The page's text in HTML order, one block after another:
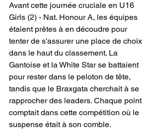
Avant cette journée cruciale en U16
Girls (2) - Nat. Honour A, les équipes
étaient prêtes à en découdre pour
tenter de s'assurer une place de choix
dans le haut du classement. La
Gantoise et la White Star se battaient
pour rester dans le peloton de tête,
tandis que le Braxgata cherchait à se
rapprocher des leaders. Chaque point
comptait dans cette compétition où le
suspense était à son comble.